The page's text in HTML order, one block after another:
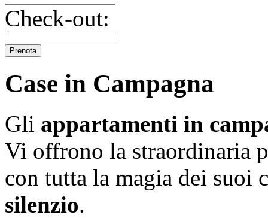
Check-out:
Prenota
Case in Campagna
Gli appartamenti in
Vi offrono la straordinaria
con tutta la magia dei suoi
silenzio.